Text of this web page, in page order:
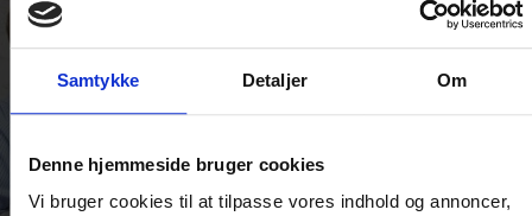
Samtykke Detaljer Om
Denne hjemmeside bruger cookies
Vi bruger cookies til at tilpasse vores indhold og annoncer,